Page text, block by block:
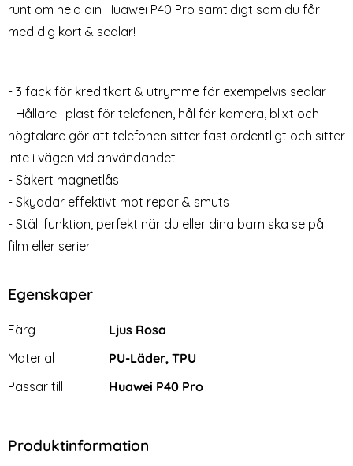
- Svart
Huawei P40 Pro -
Plånboksfodral - Ljus Blå
(Ljus Blå)
Art. nr 7732
rea pris
79 krtidigare pris
249 kr Välj ...
Huawei P40 Pro -
Plånboksfodral - Välj Färg!
(Svart)
Art. nr 7727
runt om hela din Huawei P40 Pro samtidigt som du får
med dig kort & sedlar!
- 3 fack för kreditkort & utrymme för exempelvis sedlar
- Hållare i plast för telefonen, hål för kamera, blixt och
högtalare gör att telefonen sitter fast ordentligt och sitter
inte i vägen vid användandet
- Säkert magnetlås
- Skyddar effektivt mot repor & smuts
- Ställ funktion, perfekt när du eller dina barn ska se på
film eller serier
Egenskaper
Egenskaper/attribut för denna produkt
Attribut
Färg
Ljus Rosa
Material
PU-Läder, TPU
Passar till
Huawei P40 Pro
Produktinformation